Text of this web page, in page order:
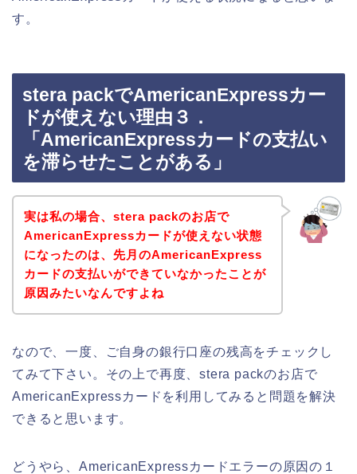
す。
stera packでAmericanExpressカー
ドが使えない理由３．
「AmericanExpressカードの支払い
を滞らせたことがある」
実は私の場合、stera packのお店で
AmericanExpressカードが使えない状態
になったのは、先月のAmericanExpress
カードの支払いができていなかったことが
原因みたいなんですよね
なので、一度、ご自身の銀行口座の残高をチェックし
てみて下さい。その上で再度、stera packのお店で
AmericanExpressカードを利用してみると問題を解決
できると思います。
どうやら、AmericanExpressカードエラーの原因の１